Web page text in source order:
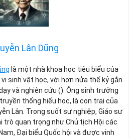
Lân Dũng
là một nhà khoa học tiêu biểu của
sinh vật học, với hơn nửa thế kỷ gắn
và nghiên cứu (). Ông sinh trưởng
thống hiếu học, là con trai của
Lân. Trong suốt sự nghiệp, Giáo sư
trò quan trọng như Chủ tịch Hội các
Đại biểu Quốc hội và được vinh